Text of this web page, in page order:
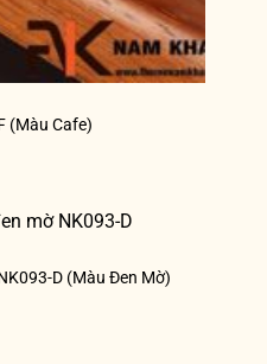
(Màu Cafe)
D (Màu Đen Mờ)